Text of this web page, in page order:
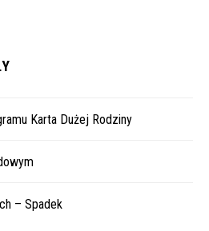
Karta Dużej Rodziny
– Spadek